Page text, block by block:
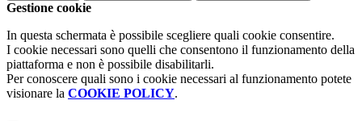
Gestione cookie
In questa schermata è possibile scegliere quali cookie consentire.
I cookie necessari sono quelli che consentono il funzionamento della
piattaforma e non è possibile disabilitarli.
Per conoscere quali sono i cookie necessari al funzionamento potete
visionare la COOKIE POLICY.